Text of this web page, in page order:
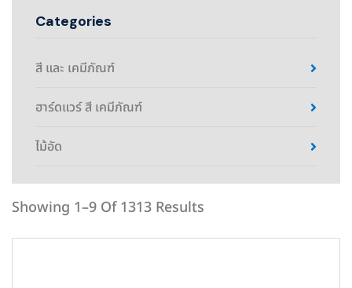
Categories
สี และ เคมีภัณฑ์
ฮาร์ดแวร์ สี เคมีภัณฑ์
ไม้อัด
Showing 1–9 Of 1313 Results